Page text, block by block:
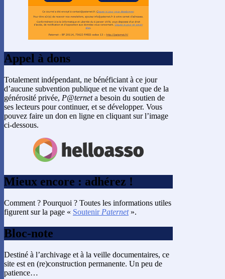
Appel à dons
Totalement indépendant, ne bénéficiant à ce jour
d’aucune subvention publique et ne vivant que de la
générosité privée, P@terneta besoin du soutien de
ses lecteurs pour continuer, et se développer. Vous
pouvez faire un don en ligne en cliquant sur l’image
ci-dessous.
Mieux encore : adhérez !
Comment ? Pourquoi ? Toutes les informations utiles
figurent sur la page « Soutenir Paternet».
Bloc-note
Destiné à l’archivage et à la veille documentaires, ce
site est en (re)construction permanente. Un peu de
patience…